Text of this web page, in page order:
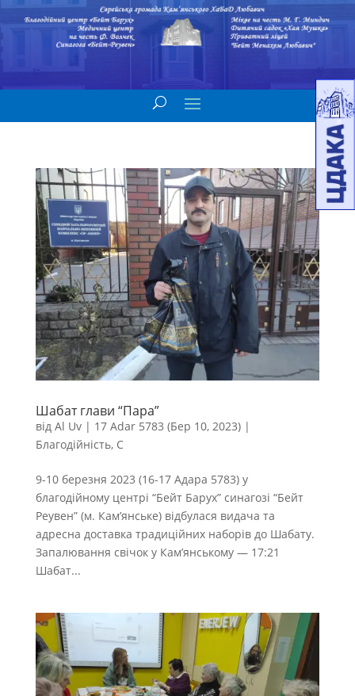
Шабат глави “Пара”
від Al Uv| 17 Adar 5783 (Бер 10, 2023)|
Благодійність, С
9-10 березня 2023 (16-17 Адара 5783) у
благодійному центрі “Бейт Барух” синагозі “Бейт
Реувен” (м. Кам’янське) відбулася видача та
адресна доставка традиційних наборів до Шабату.
Запалювання свічок у Кам’янському — 17:21
Шабат...